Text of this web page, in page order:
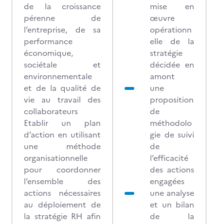
de la croissance
pérenne de
l’entreprise, de sa
performance
économique,
sociétale et
environnementale
et de la qualité de
vie au travail des
collaborateurs
Etablir un plan
d’action en utilisant
une méthode
organisationnelle
pour coordonner
l’ensemble des
actions nécessaires
au déploiement de
la stratégie RH afin
mise en
œuvre
opérationn
elle de la
stratégie
décidée en
amont
une
proposition
de
méthodolo
gie de suivi
de
l’efficacité
des actions
engagées
une analyse
et un bilan
de la